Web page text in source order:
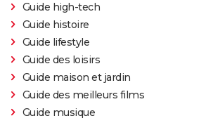
Guide high-tech
Guide histoire
Guide lifestyle
Guide des loisirs
Guide maison et jardin
Guide des meilleurs films
Guide musique